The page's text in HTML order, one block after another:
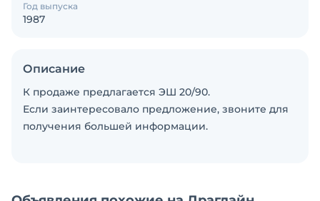
Год выпуска
1987
Описание
К продаже предлагается ЭШ 20/90.
Если заинтересовало предложение, звоните для
получения большей информации.